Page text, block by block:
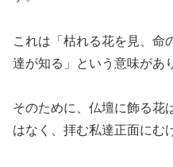
これは「枯れる花を見、命
達が知る」という意味があ
そのために、仏壇に飾る花
はなく、拝む私達正面にむ